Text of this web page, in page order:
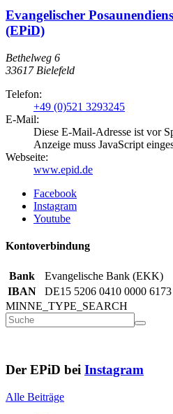
Evangelischer
(EPiD)
Bethelweg 6
33617 Bielefeld
Telefon:
+49 (0)521 3293245
E-Mail:
Diese E-Mail-Adresse ist vor
Anzeige muss JavaScript
Webseite:
www.epid.de
Facebook
Instagram
Youtube
Kontoverbindung
Bank
Evangelische Bank (EKK)
IBAN
DE15 5206 0410 0000
MINNE_TYPE_SEARCH
Der EPiD bei Instagram
Alle Beiträge